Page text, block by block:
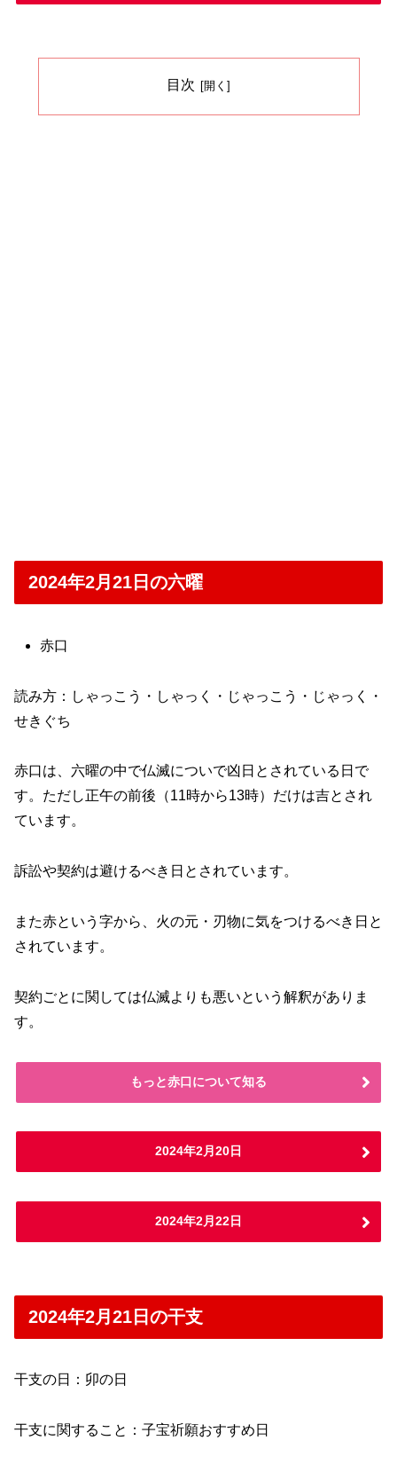
目次
2024年2月21日の六曜
赤口
読み方：しゃっこう・しゃっく・じゃっこう・じゃっく・
せきぐち
赤口は、六曜の中で仏滅についで凶日とされている日で
す。ただし正午の前後（11時から13時）だけは吉とされ
ています。
訴訟や契約は避けるべき日とされています。
また赤という字から、火の元・刃物に気をつけるべき日と
されています。
契約ごとに関しては仏滅よりも悪いという解釈がありま
す。
もっと赤口について知る
2024年2月20日
2024年2月22日
2024年2月21日の干支
干支の日：卯の日
干支に関すること：子宝祈願おすすめ日